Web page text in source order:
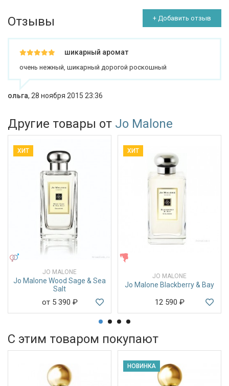
Отзывы + Добавить отзыв
шикарный аромат
очень нежный, шикарный дорогой роскошный
ольга, 28 ноября 2015 23:36
Другие товары от Jo Malone
ХИТ
JO MALONE
Jo Malone Wood Sage & Sea
Salt
от 5 390 ₽
ХИТ
JO MALONE
Jo Malone Blackberry & Bay
12 590 ₽
С этим товаром покупают
НОВИНКА